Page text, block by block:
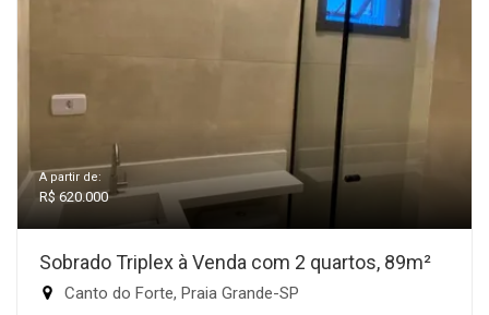
A partir de:
R$ 620.000
Sobrado Triplex à Venda com 2 quartos, 89m²
Canto do Forte, Praia Grande-SP